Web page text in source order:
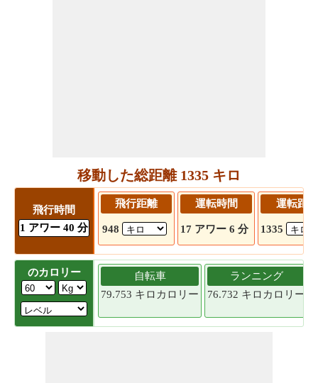
移動した総距離 1335 キロ
飛行時間
1 アワー 40 分
飛行距離
948
運転時間
17 アワー 6 分
運転距離
1335
のカロリー
自転車
79.753 キロカロリー
ランニング
76.732 キロカロリー